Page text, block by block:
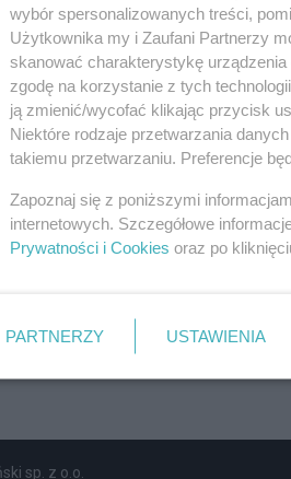
sp. z o.o.
wybór spersonalizowanych treści,
Użytkownika my i Zaufani Partnerzy
skanować charakterystykę
zgodę na korzystanie z tych
ją zmienić/wycofać klikając przycisk
Niektóre rodzaje przetwarzania
takiemu przetwarzaniu. Preferencje
Zapoznaj się z poniższymi
internetowych. Szczegółowe
Prywatności i Cookies oraz po
PARTNERZY USTAWIENIA